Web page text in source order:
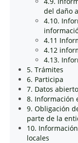
del daño
4.10.
4.11
4.12
4.13.
5. Trámites
6. Participa
7. Datos
8. Información
9. Obligación
parte de la
10.
locales